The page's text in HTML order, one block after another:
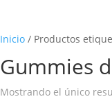
Inicio / Productos
Gummies
Mostrando el único